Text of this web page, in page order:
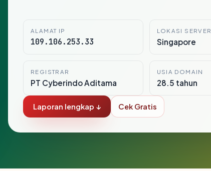
ALAMAT IP
109.106.253.33
LOKASI SERVER
Singapore
REGISTRAR
PT Cyberindo Aditama
USIA DOMAIN
28.5 tahun
Laporan lengkap ↓ Cek Gratis